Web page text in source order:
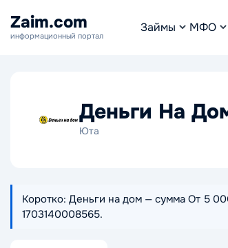
Zaim.com
информационный портал
Займы МФО
Деньги На
Юта
Коротко: Деньги на дом — сумма От 5
1703140008565.